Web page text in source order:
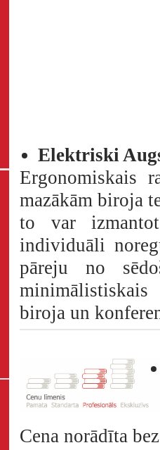
Elektriski
Ergonomiskais
mazākām biroja
to var
individuāli
pāreju no
minimālistiskais
biroja un
Cena norādīta